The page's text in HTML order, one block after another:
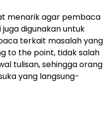
menarik agar pembaca
digunakan untuk
terkait masalah yang
to the point, tidak salah
tulisan, sehingga orang
yang langsung-